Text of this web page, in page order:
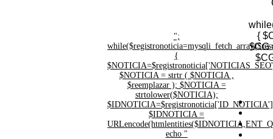
{
$CG
";
{
$NOTICIA = strtr ( $NOTICIA ,
$reemplazar ); $NOTICIA =
strtolower($NOTICIA);
$IDNOTICIA =
echo "